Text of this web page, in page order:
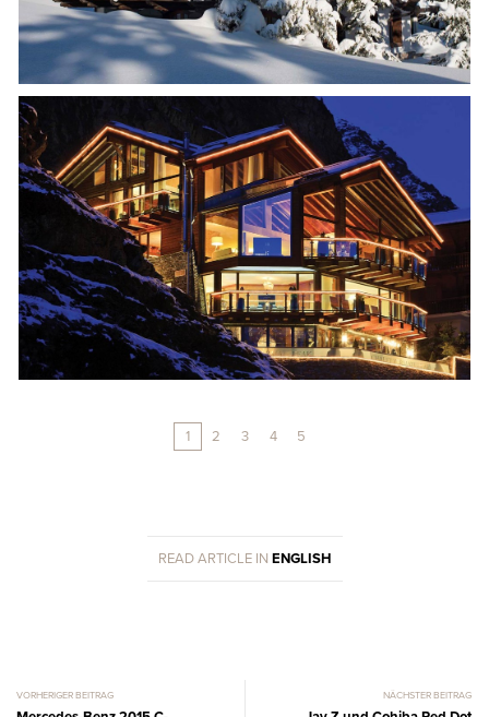
1 2 3 4 5
READ ARTICLE IN ENGLISH
VORHERIGER BEITRAG NÄCHSTER BEITRAG